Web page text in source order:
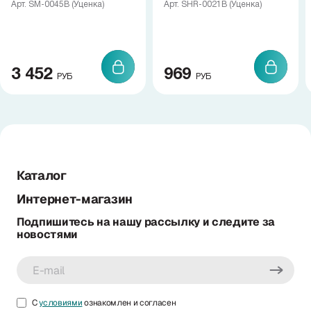
Арт. SM-0045B (Уценка)
3 452 РУБ
Арт. SHR-0021B (Уценка)
969 РУБ
Каталог
Интернет-магазин
Подпишитесь на нашу рассылку и следите за
новостями
Сусловиямиознакомлен и согласен